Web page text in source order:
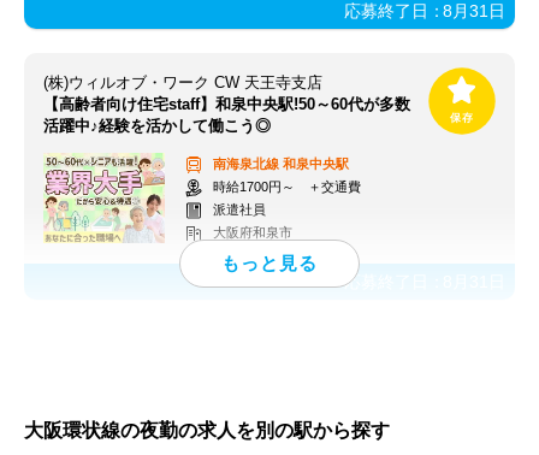
応募終了日：8月31日
(株)ウィルオブ・ワーク CW 天王寺支店
【高齢者向け住宅staff】和泉中央駅!50～60代が多数
活躍中♪経験を活かして働こう◎
南海泉北線 和泉中央駅
時給1700円～ ＋交通費
派遣社員
大阪府和泉市
応募終了日：
大阪環状線の夜勤の求人を別の駅から探す